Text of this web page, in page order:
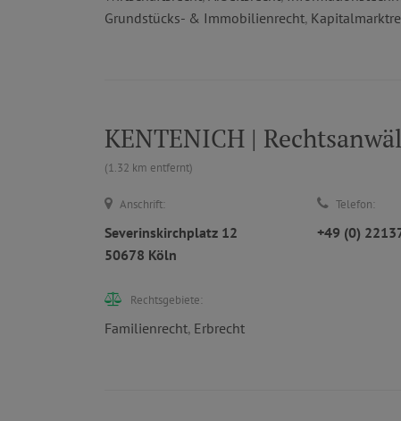
Grundstücks- & Immobilienrecht,
KENTENICH |
(1.32 km entfernt)
Anschrift:
Severinskirchplatz 12
50678 Köln
Telefon:
+49 (0)
Rechtsgebiete:
Familienrecht, Erbrecht